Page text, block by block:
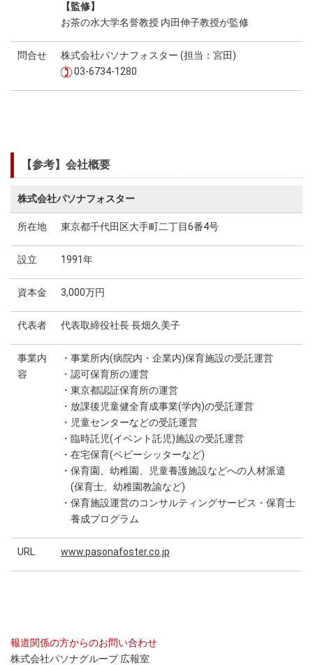
【監修】
お茶の水大学名誉教授 内田伸子教授が監修
問合せ
株式会社パソナフォスター (担当：宮田)
03-6734-1280
【参考】会社概要
株式会社パソナフォスター
所在地 東京都千代田区大手町二丁目6番4号
設立 1991年
資本金 3,000万円
代表者 代表取締役社長 長畑久美子
事業内
容
・事業所内(病院内・企業内)保育施設の受託運営
・認可保育所の運営
・東京都認証保育所の運営
・放課後児童健全育成事業(学内)の受託運営
・児童センターなどの受託運営
・臨時託児(イベント託児)施設の受託運営
・在宅保育(ベビーシッターなど)
・保育園、幼稚園、児童養護施設などへの人材派遣
(保育士、幼稚園教諭など)
・保育施設運営のコンサルティングサービス・保育士
養成プログラム
URL www.pasonafoster.co.jp
報道関係の方からのお問い合わせ
株式会社パソナグループ 広報室